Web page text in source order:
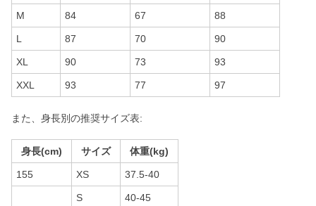
M 84 67 88
L 87 70 90
XL 90 73 93
XXL 93 77 97
また、身長別の推奨サイズ表:
身長(cm) サイズ 体重(kg)
155 XS 37.5-40
S 40-45